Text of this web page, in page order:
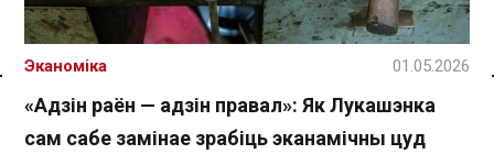
Спасылка без VPN
«Адзін раён — адзін правал»: Як Лукашэнка
сам сабе замінае зрабіць эканамічны цуд
Эканоміка 01.05.2026